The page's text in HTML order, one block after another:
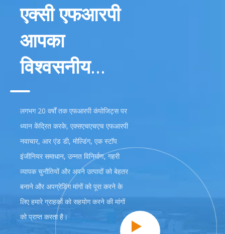
एक्सी एफआरपी
आपका
विश्वसनीय
भागीदार
लगभग 20 वर्षों तक एफआरपी कंपोजिट्स पर
ध्यान केंद्रित करके, एक्सएचएचएच एफआरपी
नवाचार, आर एंड डी, मोल्डिंग, एक स्टॉप
इंजीनियर समाधान, उन्नत विनिर्माण, गहरी
व्यापक चुनौतियों और अपने उत्पादों को बेहतर
बनाने और अपग्रेडिंग मांगों को पूरा करने के
लिए हमारे ग्राहकों को सहयोग करने की मांगों
को प्राप्त करता है।